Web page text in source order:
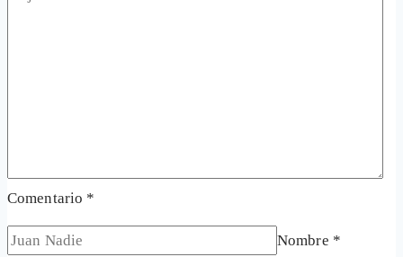
Comentario *
Nombre *